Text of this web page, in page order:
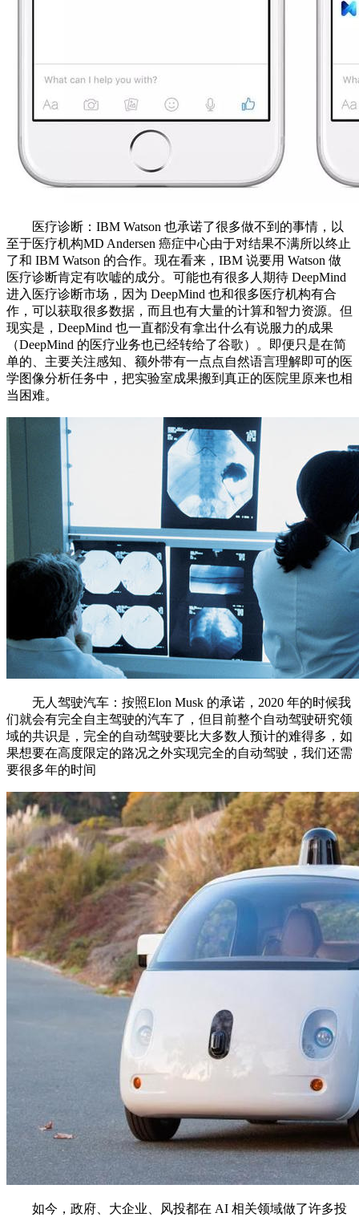
医疗诊断：IBM Watson 也承诺了很多做不到的事情，以
至于医疗机构MD Andersen 癌症中心由于对结果不满所以终止
了和 IBM Watson 的合作。现在看来，IBM 说要用 Watson 做
医疗诊断肯定有吹嘘的成分。可能也有很多人期待 DeepMind
进入医疗诊断市场，因为 DeepMind 也和很多医疗机构有合
作，可以获取很多数据，而且也有大量的计算和智力资源。但
现实是，DeepMind 也一直都没有拿出什么有说服力的成果
（DeepMind 的医疗业务也已经转给了谷歌）。即便只是在简
单的、主要关注感知、额外带有一点点自然语言理解即可的医
学图像分析任务中，把实验室成果搬到真正的医院里原来也相
当困难。
无人驾驶汽车：按照Elon Musk 的承诺，2020 年的时候我
们就会有完全自主驾驶的汽车了，但目前整个自动驾驶研究领
域的共识是，完全的自动驾驶要比大多数人预计的难得多，如
果想要在高度限定的路况之外实现完全的自动驾驶，我们还需
要很多年的时间
如今，政府、大企业、风投都在 AI 相关领域做了许多投